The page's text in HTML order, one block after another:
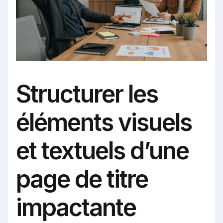
Structurer les
éléments visuels
et textuels d’une
page de titre
impactante